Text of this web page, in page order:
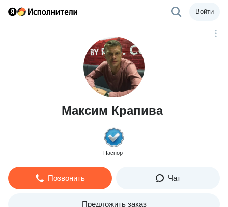
Войти
Максим Крапива
Паспорт
Позвонить Чат
Предложить заказ